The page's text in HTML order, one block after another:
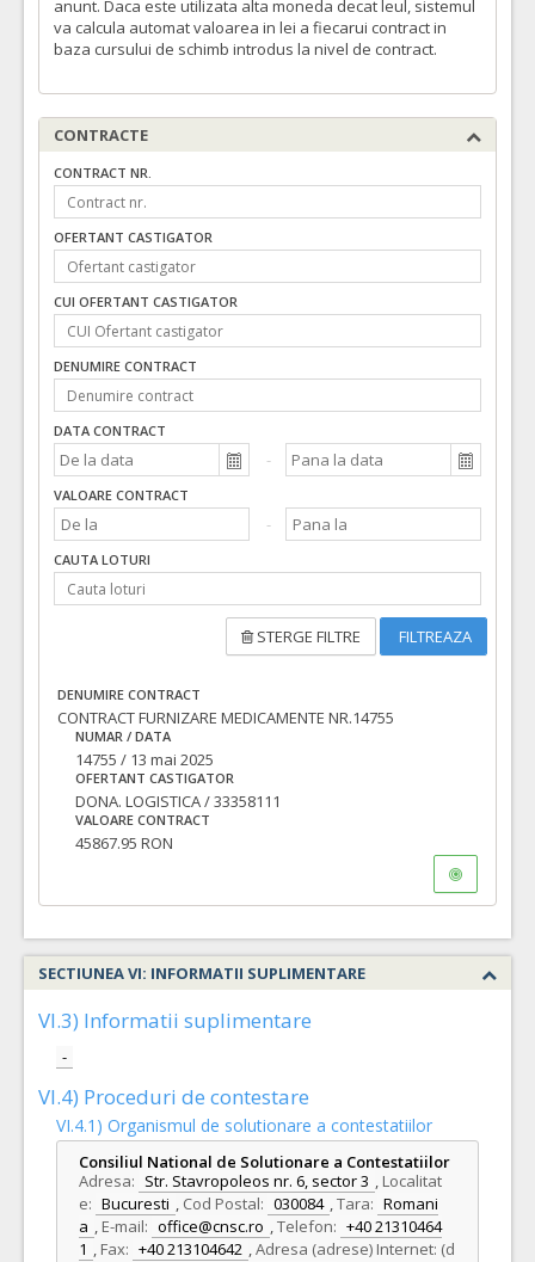
anunt. Daca este utilizata alta moneda decat leul, sistemul
va calcula automat valoarea in lei a fiecarui contract in
baza cursului de schimb introdus la nivel de contract.
CONTRACTE
CONTRACT NR.
OFERTANT CASTIGATOR
CUI OFERTANT CASTIGATOR
DENUMIRE CONTRACT
DATA CONTRACT
VALOARE CONTRACT
CAUTA LOTURI
STERGE FILTRE FILTREAZA
DENUMIRE CONTRACT
CONTRACT FURNIZARE MEDICAMENTE NR.14755
NUMAR / DATA
14755 / 13 mai 2025
OFERTANT CASTIGATOR
DONA. LOGISTICA / 33358111
VALOARE CONTRACT
45867.95 RON
SECTIUNEA VI: INFORMATII SUPLIMENTARE
VI.3) Informatii suplimentare
-
VI.4) Proceduri de contestare
VI.4.1) Organismul de solutionare a contestatiilor
Consiliul National de Solutionare a Contestatiilor
Adresa: Str. Stavropoleos nr. 6, sector 3 , Localitat
e: Bucuresti , Cod Postal: 030084 ,Tara: Romani
a , E-mail: office@cnsc.ro ,Telefon: +40 21310464
1 , Fax: +40 213104642 ,Adresa (adrese) Internet: (d